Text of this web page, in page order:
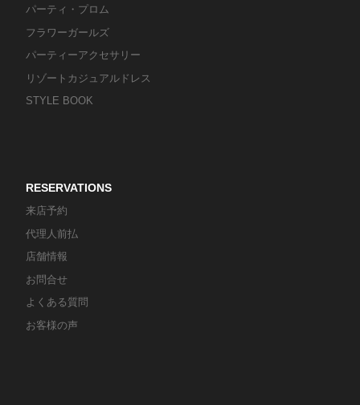
パーティ・プロム
フラワーガールズ
パーティーアクセサリー
リゾートカジュアルドレス
STYLE BOOK
RESERVATIONS
来店予約
代理人前払
店舗情報
お問合せ
よくある質問
お客様の声